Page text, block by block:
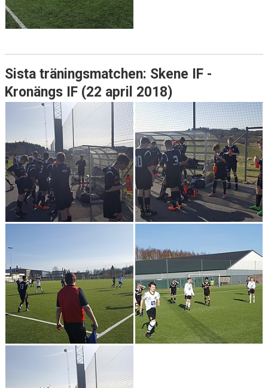
Sista träningsmatchen: Skene IF -
Kronängs IF (22 april 2018)